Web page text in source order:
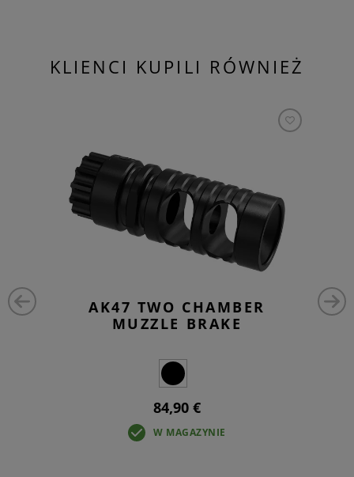
KLIENCI KUPILI RÓWNIEŻ
AK47 TWO CHAMBER
MUZZLE BRAKE
84,90 €
W MAGAZYNIE